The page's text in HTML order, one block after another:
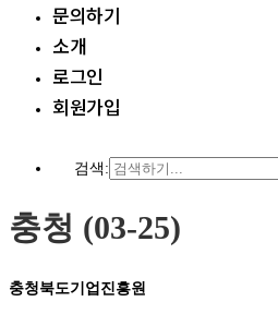
문의하기
소개
로그인
회원가입
검색:
충청 (03-25)
충청북도기업진흥원